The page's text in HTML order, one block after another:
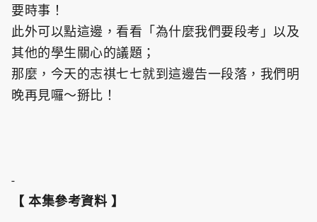
要時事！
此外可以點這邊，看看「為什麼我們要段考」以及
其他的學生關心的議題；
那麼，今天的志祺七七就到這邊告一段落，我們明
晚再見囉～掰比！
-
【 本集參考資料 】